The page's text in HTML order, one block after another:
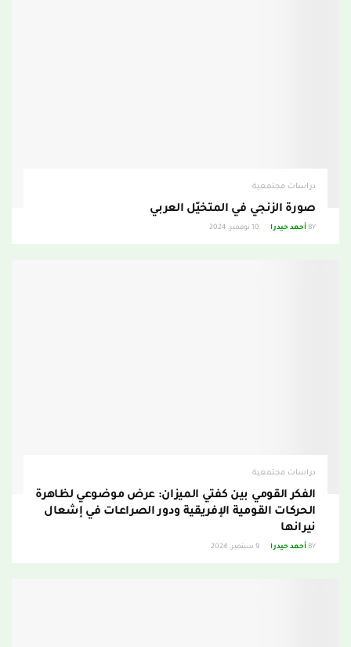
دراسات مجتمعية
صورة الزنجي في المتخيّل العربي
BY أحمد حيدرا
دراسات مجتمعية
الفكر القومي بين كفتي الميزان: عرض موضوعي لظاهرة
الحركات القومية الإفريقية ودور الصراعات في إشعال
نيرانها
BY أحمد حيدرا